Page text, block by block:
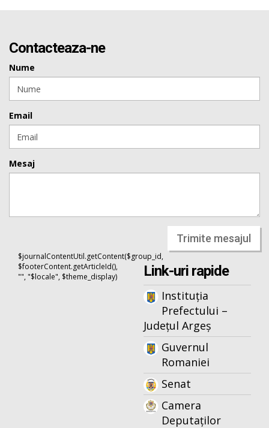
Contacteaza-ne
Nume
Email
Mesaj
Trimite mesajul
$journalContentUtil.getContent($group_id,
$footerContent.getArticleId(),
"", "$locale", $theme_display)
Link-uri rapide
Instituția
Prefectului –
Județul Argeș
Guvernul
Romaniei
Senat
Camera
Deputaților